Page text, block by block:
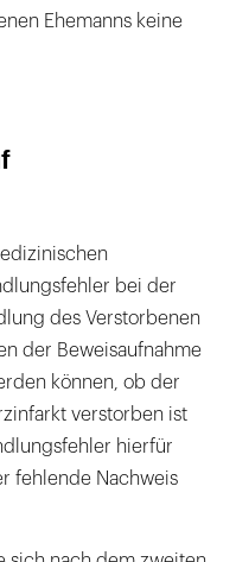
Ehemanns keine
bei der
des Verstorbenen
der Beweisaufnahme
können, ob der
verstorben ist
hierfür
fehlende Nachweis